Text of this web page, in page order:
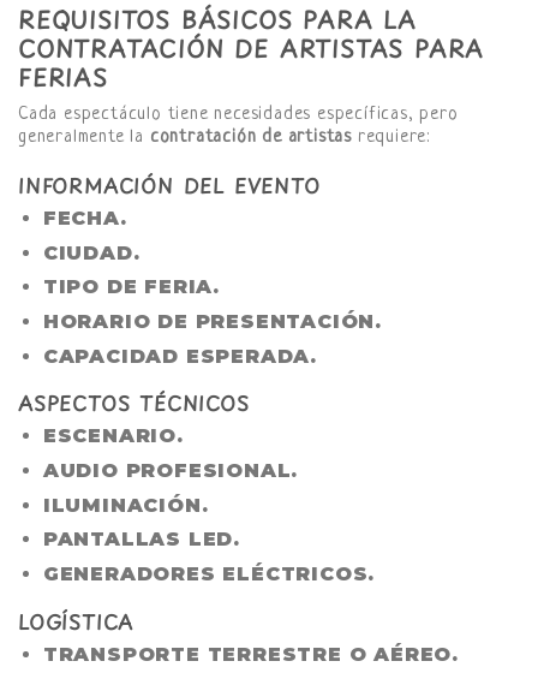
REQUISITOS BÁSICOS PARA LA
CONTRATACIÓN DE ARTISTAS PARA
FERIAS
Cada espectáculo tiene necesidades específicas, pero
generalmente la contratación de artistas requiere:
INFORMACIÓN DEL EVENTO
FECHA.
CIUDAD.
TIPO DE FERIA.
HORARIO DE PRESENTACIÓN.
CAPACIDAD ESPERADA.
ASPECTOS TÉCNICOS
ESCENARIO.
AUDIO PROFESIONAL.
ILUMINACIÓN.
PANTALLAS LED.
GENERADORES ELÉCTRICOS.
LOGÍSTICA
TRANSPORTE TERRESTRE O AÉREO.